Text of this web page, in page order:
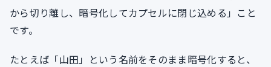
から切り離し、暗号化してカプセルに閉じ込める」こと
です。
たとえば「山田」という名前をそのまま暗号化すると、